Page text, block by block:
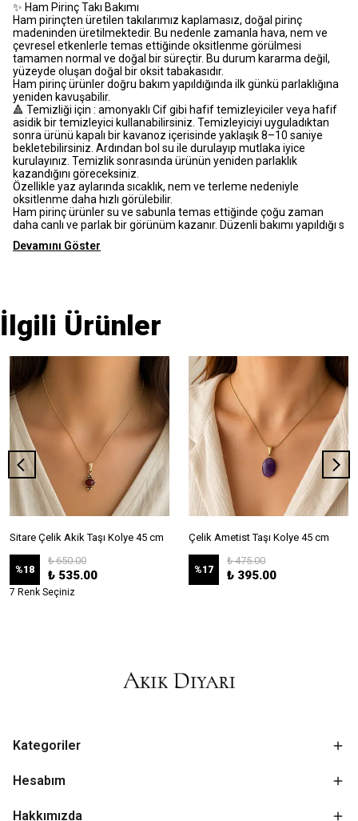
✨ Ham Pirinç Takı Bakımı
Ham pirinçten üretilen takılarımız kaplamasız, doğal pirinç
madeninden üretilmektedir. Bu nedenle zamanla hava, nem ve
çevresel etkenlerle temas ettiğinde oksitlenme görülmesi
tamamen normal ve doğal bir süreçtir. Bu durum kararma değil,
yüzeyde oluşan doğal bir oksit tabakasıdır.
Ham pirinç ürünler doğru bakım yapıldığında ilk günkü parlaklığına
yeniden kavuşabilir.
🔺 Temizliği için : amonyaklı Cif gibi hafif temizleyiciler veya hafif
asidik bir temizleyici kullanabilirsiniz. Temizleyiciyi uyguladıktan
sonra ürünü kapalı bir kavanoz içerisinde yaklaşık 8–10 saniye
bekletebilirsiniz. Ardından bol su ile durulayıp mutlaka iyice
kurulayınız. Temizlik sonrasında ürünün yeniden parlaklık
kazandığını göreceksiniz.
Özellikle yaz aylarında sıcaklık, nem ve terleme nedeniyle
oksitlenme daha hızlı görülebilir.
Ham pirinç ürünler su ve sabunla temas ettiğinde çoğu zaman
daha canlı ve parlak bir görünüm kazanır. Düzenli bakımı yapıldığı s
Devamını Göster
İlgili Ürünler
Sitare Çelik Akik Taşı Kolye 45 cm
%18
₺ 650.00
₺ 535.00
7 Renk Seçiniz
Çelik Ametist Taşı Kolye 45 cm
%17
₺ 475.00
₺ 395.00
Kategoriler
Hesabım
Hakkımızda